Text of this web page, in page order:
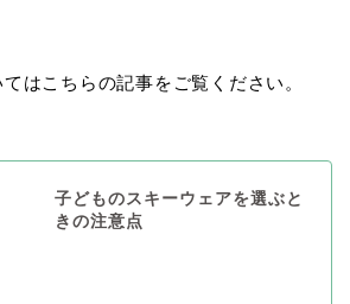
はこちらの記事をご覧ください。
子どものスキーウェアを選ぶと
きの注意点